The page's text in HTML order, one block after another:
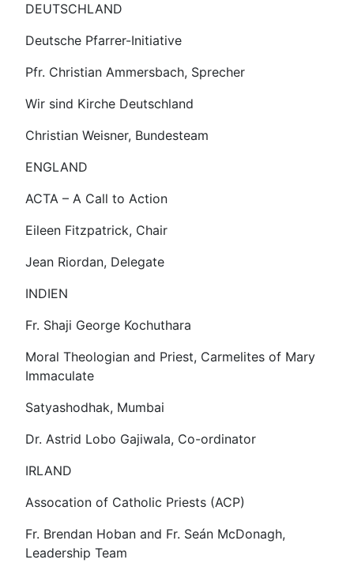
DEUTSCHLAND
Deutsche Pfarrer-Initiative
Pfr. Christian Ammersbach, Sprecher
Wir sind Kirche Deutschland
Christian Weisner, Bundesteam
ENGLAND
ACTA – A Call to Action
Eileen Fitzpatrick, Chair
Jean Riordan, Delegate
INDIEN
Fr. Shaji George Kochuthara
Moral Theologian and Priest, Carmelites of Mary
Immaculate
Satyashodhak, Mumbai
Dr. Astrid Lobo Gajiwala, Co-ordinator
IRLAND
Assocation of Catholic Priests (ACP)
Fr. Brendan Hoban and Fr. Seán McDonagh,
Leadership Team